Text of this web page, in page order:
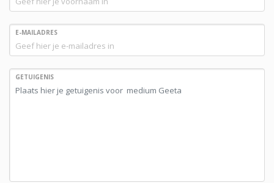
E-MAILADRES
GETUIGENIS